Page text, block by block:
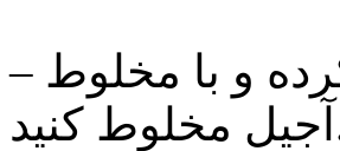
– آرد، کاکائو، ادویه ها و نمک را با هم الک کرده و با مخلوط